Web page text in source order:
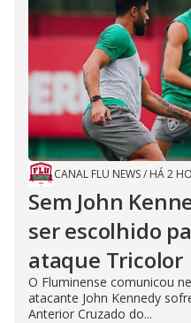
CANAL FLU NEWS/ HÁ 2
Sem John
ser escolhido
ataque Tricolor
O Fluminense comunicou
atacante John Kennedy
Anterior Cruzado do...